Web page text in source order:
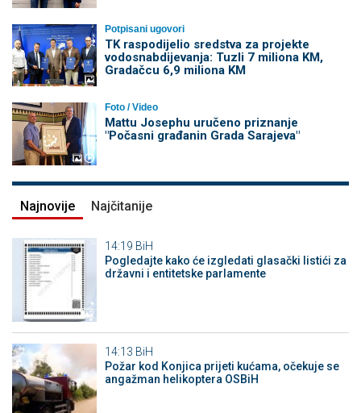
Potpisani ugovori
TK raspodijelio sredstva za projekte
vodosnabdijevanja: Tuzli 7 miliona KM,
Gradačcu 6,9 miliona KM
Foto / Video
Mattu Josephu uručeno priznanje
"Počasni građanin Grada Sarajeva"
Najnovije Najčitanije
14:19 BiH
Pogledajte kako će izgledati glasački listići za
državni i entitetske parlamente
14:13 BiH
Požar kod Konjica prijeti kućama, očekuje se
angažman helikoptera OSBiH